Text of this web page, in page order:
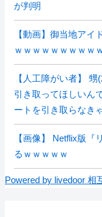
が判明
【動画】御当地アイ
ｗｗｗｗｗｗｗｗｗ
【人工障がい者】
引き取ってほしいん
ートを引き取らなき
【画像】 Netflix版
るｗｗｗｗｗ
Powered by livedoor 相